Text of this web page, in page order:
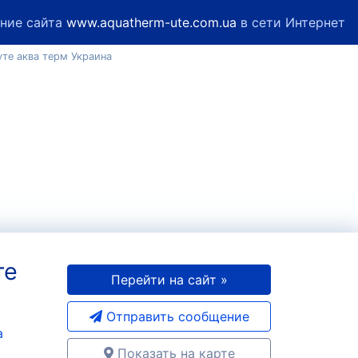
сайта www.aquatherm-ute.com.ua в сети Интернет
аква терм Украина
Перейти на сайт »
Отправить сообщение
Показать на карте